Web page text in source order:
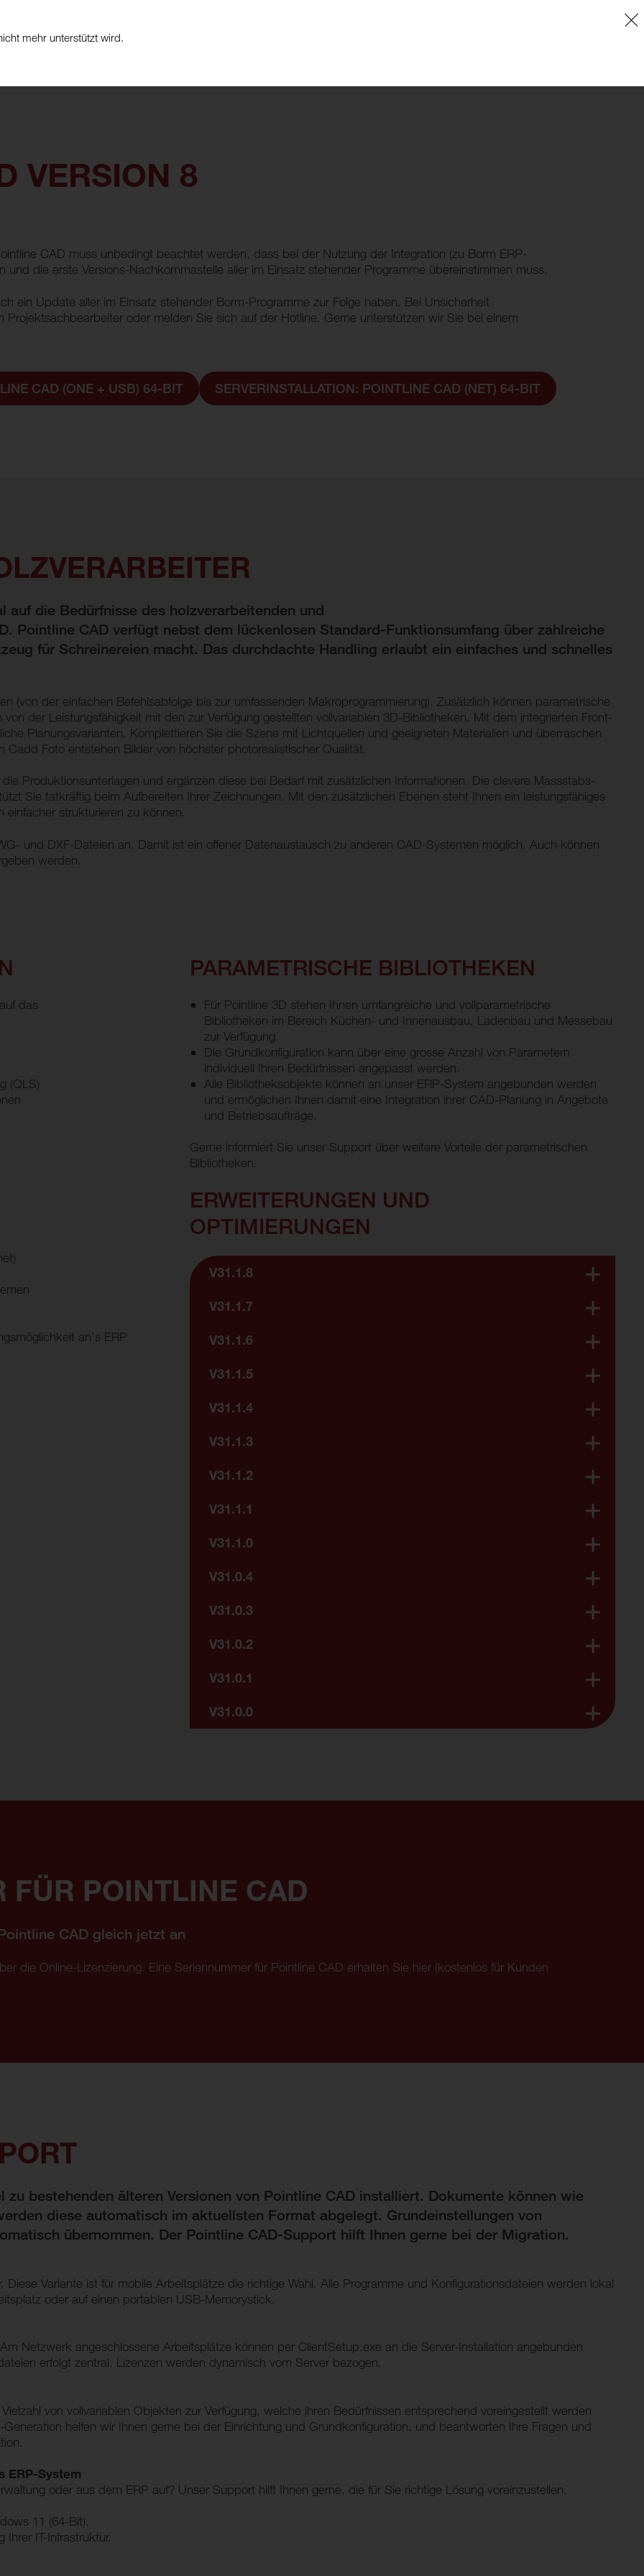
VERSION 8
CAD muss unbedingt beachtet werden, dass bei der Nutzung der Integration (zu Borm ERP-
und die erste Versions-Nachkommastelle aller im Einsatz stehender Programme übereinstimmen muss.
ein Update aller im Einsatz stehender Borm-Programme zur Folge haben. Bei Unsicherheit
oder melden Sie sich auf der Hotline. Gerne unterstützen wir Sie bei einem
CAD (ONE + USB) 64-BIT SERVERINSTALLATION: POINTLINE CAD (NET) 64-BIT
auf die Bedürfnisse des holzverarbeitenden und
Pointline CAD verfügt nebst dem lückenlosen Standard-Funktionsumfang über zahlreiche
für Schreinereien macht. Das durchdachte Handling erlaubt ein einfaches und schnelles
(von der einfachen Befehlsabfolge bis zur umfassenden Makroprogrammierung). Zusätzlich können parametrische
der Leistungsfähigkeit mit den zur Verfügung gestellten vollvariablen 3D-Bibliotheken. Mit dem integrierten Front-
Planungsvarianten. Komplettieren Sie die Szene mit Lichtquellen und geeigneten Materialien und überraschen
Cadd Foto entstehen Bilder von höchster photorealistischer Qualität.
Produktionsunterlagen und ergänzen diese bei Bedarf mit zusätzlichen Informationen. Die clevere Massstabs-
Sie tatkräftig beim Aufbereiten Ihrer Zeichnungen. Mit den zusätzlichen Ebenen steht Ihnen ein leistungsfähiges
einfacher strukturieren zu können.
und DXF-Dateien an. Damit ist ein offener Datenaustausch zu anderen CAD-Systemen möglich. Auch können
werden.
das
(QLS)
an's ERP
PARAMETRISCHE BIBLIOTHEKEN
Für Pointline 3D stehen Ihnen umfangreiche und vollparametrische
Bibliotheken im Bereich Küchen- und Innenausbau, Ladenbau und Messebau
zur Verfügung.
Die Grundkonfiguration kann über eine grosse Anzahl von Parametern
individuell Ihren Bedürfnissen angepasst werden.
Alle Bibliotheksobjekte können an unser ERP-System angebunden werden
und ermöglichen Ihnen damit eine Integration ihrer CAD-Planung in Angebote
und Betriebsaufträge.
Gerne informiert Sie unser Support über weitere Vorteile der parametrischen
Bibliotheken.
ERWEITERUNGEN UND
OPTIMIERUNGEN
V31.1.8
V31.1.7
V31.1.6
V31.1.5
V31.1.4
V31.1.3
V31.1.2
V31.1.1
V31.1.0
V31.0.4
V31.0.3
V31.0.2
V31.0.1
V31.0.0
FÜR POINTLINE CAD
CAD gleich jetzt an
die Online-Lizenzierung. Eine Seriennummer für Pointline CAD erhalten Sie hier (kostenlos für Kunden
zu bestehenden älteren Versionen von Pointline CAD installiert. Dokumente können wie
diese automatisch im aktuellsten Format abgelegt. Grundeinstellungen von
übernommen. Der Pointline CAD-Support hilft Ihnen gerne bei der Migration.
Variante ist für mobile Arbeitsplätze die richtige Wahl. Alle Programme und Konfigurationsdateien werden lokal
oder auf einen portablen USB-Memorystick.
Netzwerk angeschlossene Arbeitsplätze können per ClientSetup.exe an die Server-Installation angebunden
erfolgt zentral. Lizenzen werden dynamisch vom Server bezogen.
von vollvariablen Objekten zur Verfügung, welche ihren Bedürfnissen entsprechend voreingestellt werden
helfen wir Ihnen gerne bei der Einrichtung und Grundkonfiguration. und beantworten Ihre Fragen und
ERP-System
oder aus dem ERP auf? Unser Support hilft Ihnen gerne, die für Sie richtige Lösung voreinzustellen.
11 (64-Bit).
IT-Infrastruktur.
mehr unterstützt wird.